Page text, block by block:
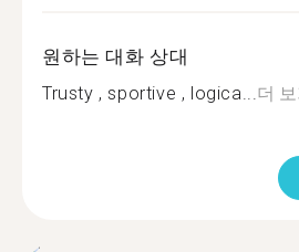
원하는 대화 상대
Trusty , sportive , logica...더